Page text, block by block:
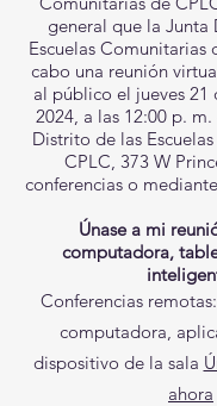
general que la Junta
Escuelas Comunitarias
cabo una reunión
al público el jueves
2024, a las 12:00 p.
Distrito de las
CPLC, 373 W
conferencias o
Únase a mi
computadora,
Conferencias
computadora,
dispositivo de la sala
ahora